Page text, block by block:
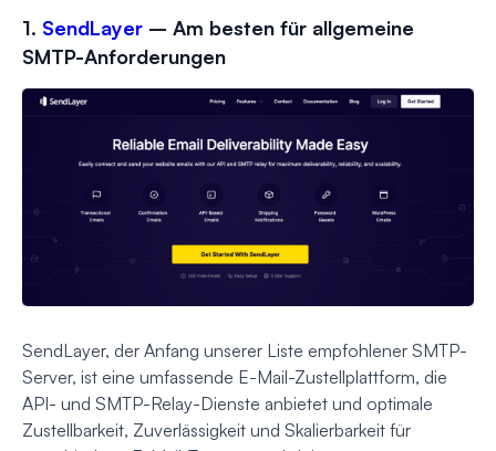
1. SendLayer – Am besten für allgemeine
SMTP-Anforderungen
SendLayer, der Anfang unserer Liste empfohlener SMTP-
Server, ist eine umfassende E-Mail-Zustellplattform, die
API- und SMTP-Relay-Dienste anbietet und optimale
Zustellbarkeit, Zuverlässigkeit und Skalierbarkeit für